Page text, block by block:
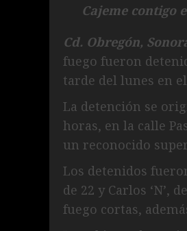
Cajeme contigo
Cd. Obregón,
fuego fueron
tarde del lunes en
La detención se
horas, en la calle
un reconocido
Los detenidos
de 22 y Carlos ‘N’,
fuego cortas,